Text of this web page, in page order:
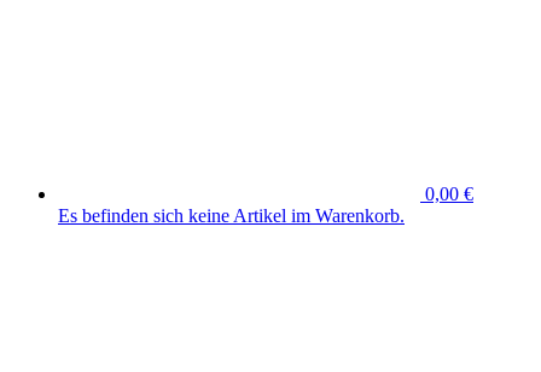
0,00 €
Es befinden sich keine Artikel im Warenkorb.